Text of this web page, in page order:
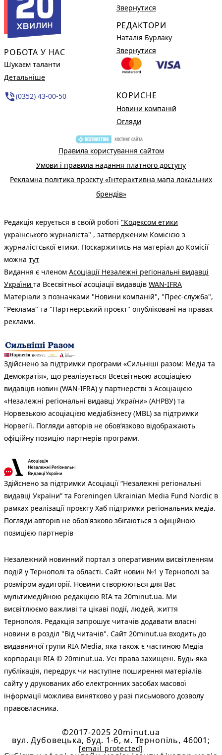
РОБОТА У НАС
Шукаєм таланти
Детальніше
phone_in_talk(0352) 43-00-50
Звернутися
РЕДАКТОРИ
Наталія Бурлаку
Звернутися
КОРИСНЕ
Новини компаній
Огляди
Правила користування сайтом
Умови і правила надання платного доступу
Рекламна політика проєкту «Інтерактивна мапа локальних
брендів»
Редакція керується в своїй роботі "Кодексом етики
українського журналіста" , затвердженим Комісією з
журналістської етики. Поскаржитись на матеріал до Комісії
можна тут
Видання є членом Асоціації Незалежні регіональні видавці
України та Всесвітньої асоціації видавців WAN-IFRA
Матеріали з позначками "Новини компаній", "Прес-служба",
"Реклама" та "Партнерський проєкт" опубліковані на правах
реклами.
Здійснено за підтримки програми «Сильніші разом: Медіа та
Демократія», що реалізується Всесвітньою асоціацією
видавців новин (WAN-IFRA) у партнерстві з Асоціацією
«Незалежні регіональні видавці України» (АНРВУ) та
Норвезькою асоціацією медіабізнесу (MBL) за підтримки
Норвегії. Погляди авторів не обов’язково відображають
офіційну позицію партнерів програми.
Здійснено за підтримки Асоціації “Незалежні регіональні
видавці України” та Foreningen Ukrainian Media Fund Nordic в
рамках реалізації проєкту Хаб підтримки регіональних медіа.
Погляди авторів не обов'язково збігаються з офіційною
позицією партнерів
Незалежний новинний портал з оперативним висвітленням
подій у Тернополі та області. Сайт новин №1 у Тернополі за
розміром аудиторії. Новини створюються для Вас
мультимедійною редакцією RIA та 20minut.ua. Ми
висвітлюємо важливі та цікаві події, людей, життя
Тернополя. Редакція запрошує читачів додавати власні
новини в розділ "Від читачів". Сайт 20minut.ua входить до
видавничої групи RIA Media, яка також є частиною Медіа
корпорації RIA © 20minut.ua. Усі права захищені. Будь-яка
публiкацiя, передрук чи наступне поширення матеріалів
сайту у друкованих або електронних засобах масової
інформації можлива винятково у разі письмового дозволу
правовласника.
©2017-2025 20minut.ua
вул. Дубовецька, буд. 1-б, м. Тернопіль, 46001;
[email protected]